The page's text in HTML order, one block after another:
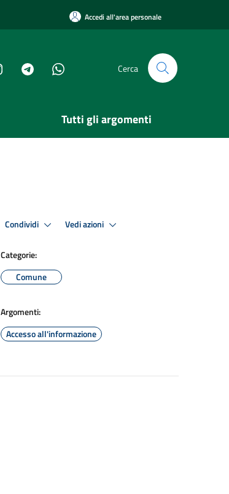
Accedi all'area personale
Cerca
Tutti gli argomenti
Condividi Vedi azioni
Categorie:
Comune
Argomenti:
Accesso all'informazione